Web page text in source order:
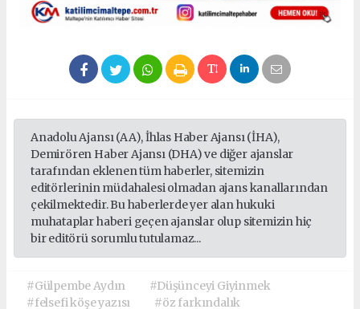
Anadolu Ajansı (AA), İhlas Haber Ajansı (İHA),
Demirören Haber Ajansı (DHA) ve diğer ajanslar
tarafından eklenen tüm haberler, sitemizin
editörlerinin müdahalesi olmadan ajans kanallarından
çekilmektedir. Bu haberlerde yer alan hukuki
muhataplar haberi geçen ajanslar olup sitemizin hiç
bir editörü sorumlu tutulamaz...
#Gülpembe Aydın
#Düşünceyi Giyinmek
#felsefi köşe yazısı
#öz farkındalık